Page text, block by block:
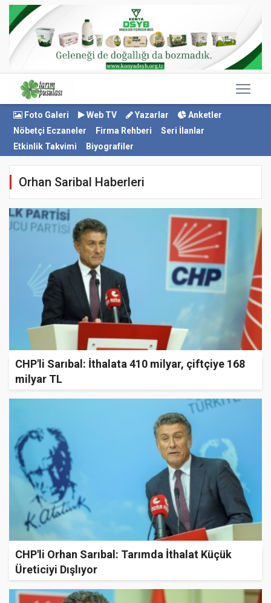
Foto Galeri Web TV Yazarlar
Anketler
Nöbetçi Eczaneler
Firma Rehberi
Seri İlanlar
Etkinlik Takvimi
Biyografiler
Orhan Saribal Haberleri
CHP'li Sarıbal: İthalata 410 milyar, çiftçiye 168
milyar TL
CHP'li Orhan Sarıbal: Tarımda İthalat Küçük
Üreticiyi Dışlıyor